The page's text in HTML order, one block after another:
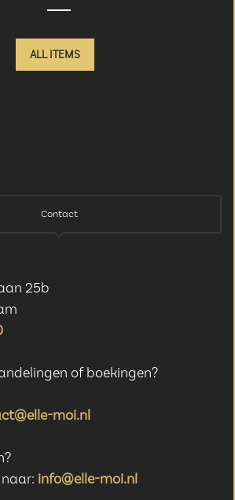
ALL ITEMS
Contact
25b
of boekingen?
moi.nl
info@elle-moi.nl